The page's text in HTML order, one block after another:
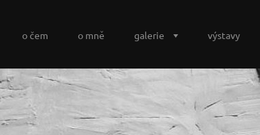
o čem o mně galerie výstavy